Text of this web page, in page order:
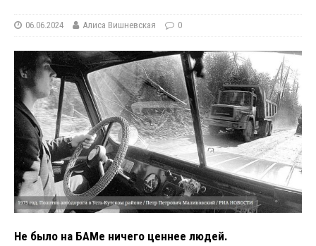
06.06.2024 Алиса Вишневская 0
Не было на БАМе ничего ценнее людей.